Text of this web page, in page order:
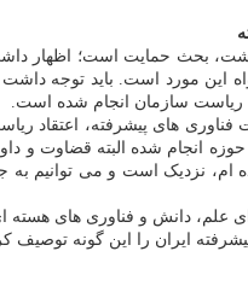
داشت، بحث حمایت است؛
این مورد است. باید توجه
ریاست سازمان انجام شده است.
های پیشرفته، اعتقاد
شده البته قضاوت و
نزدیک است و می توانیم
علم، دانش و فناوری های
ایران را این گونه